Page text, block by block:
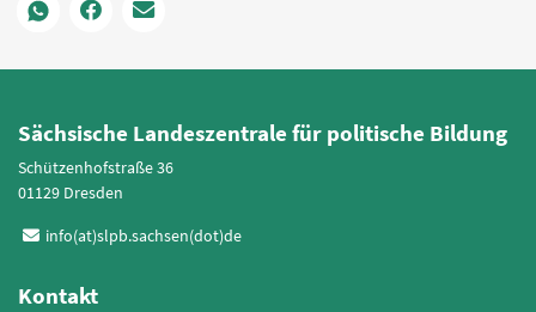
Sächsische Landeszentrale für politische Bildung
Schützenhofstraße 36
01129 Dresden
info(at)slpb.sachsen(dot)de
Kontakt